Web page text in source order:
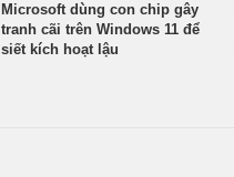
Microsoft dùng con chip gây
tranh cãi trên Windows 11 để
siết kích hoạt lậu